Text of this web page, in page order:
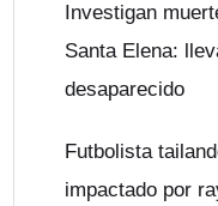
Investigan
Santa Elena:
desaparecido
Futbolista
impactado por